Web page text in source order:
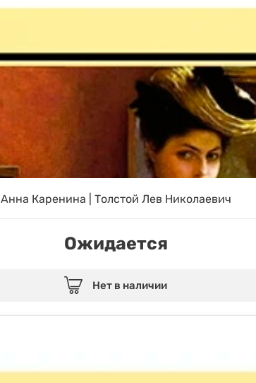
Анна Каренина | Толстой Лев Николаевич
Ожидается
Нет в наличии